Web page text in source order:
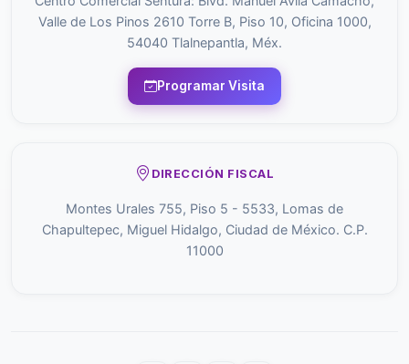
Valle de Los Pinos 2610 Torre B, Piso 10, Oficina 1000,
54040 Tlalnepantla, Méx.
Programar Visita
DIRECCIÓN FISCAL
Montes Urales 755, Piso 5 - 5533, Lomas de
Chapultepec, Miguel Hidalgo, Ciudad de México. C.P.
11000